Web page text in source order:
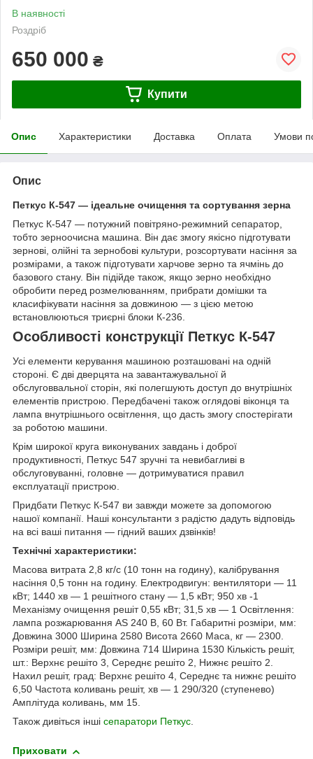
В наявності
Роздріб
650 000 ₴
Купити
Опис Характеристики Доставка Оплата Умови
Опис
Петкус К-547 — ідеальне очищення та сортування зерна
Петкус К-547 — потужний повітряно-режимний сепаратор,
тобто зерноочисна машина. Він дає змогу якісно підготувати
зернові, олійні та зернобові культури, розсортувати насіння за
розмірами, а також підготувати харчове зерно та ячмінь до
базового стану. Він підійде також, якщо зерно необхідно
обробити перед розмелюванням, прибрати домішки та
класифікувати насіння за довжиною — з цією метою
встановлюються триєрні блоки К-236.
Особливості конструкції Петкус К-547
Усі елементи керування машиною розташовані на одній
стороні. Є дві дверцята на завантажувальної й
обслуговвальної сторін, які полегшують доступ до внутрішніх
елементів пристрою. Передбачені також оглядові віконця та
лампа внутрішнього освітлення, що дасть змогу спостерігати
за роботою машини.
Крім широкої круга виконуваних завдань і доброї
продуктивності, Петкус 547 зручні та невибагливі в
обслуговуванні, головне — дотримуватися правил
експлуатації пристрою.
Придбати Петкус К-547 ви завжди можете за допомогою
нашої компанії. Наші консультанти з радістю дадуть відповідь
на всі ваші питання — гідний ваших дзвінків!
Технічні характеристики:
Масова витрата 2,8 кг/с (10 тонн на годину), калібрування
насіння 0,5 тонн на годину. Електродвигун: вентилятори — 11
кВт; 1440 хв — 1 решітного стану — 1,5 кВт; 950 хв -1
Механізму очищення решіт 0,55 кВт; 31,5 хв — 1 Освітлення:
лампа розжарювання AS 240 В, 60 Вт. Габаритні розміри, мм:
Довжина 3000 Ширина 2580 Висота 2660 Маса, кг — 2300.
Розміри решіт, мм: Довжина 714 Ширина 1530 Кількість решіт,
шт.: Верхнє решіто 3, Середнє решіто 2, Нижнє решіто 2.
Нахил решіт, град: Верхнє решіто 4, Середнє та нижнє решіто
6,50 Частота коливань решіт, хв — 1 290/320 (ступенево)
Амплітуда коливань, мм 15.
Також дивіться інші сепаратори Петкус.
Приховати